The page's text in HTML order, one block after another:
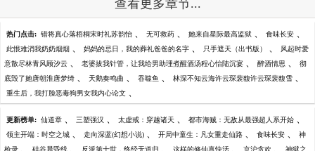
查看更多章节...
热门点击: 错将真心落梧桐宋时礼苏韵怡 、 无可救药 、 她来自星际最高监狱 、 食味长安 、
此恨难消我奶奶烟烟 、 妈妈的忌日，我的葬礼爸爸的名字 、 只手遮天（出书版） 、 风起时爱
意散尽林青风顾汐云 、 老婆拔我针管，让我给男助理煮醒酒汤程心怡陆沉宴 、 醉酒情思 、 彻
底毁了她唐朝淮唐梦绮 、 天鹅奏鸣曲 、 吞噬鱼 、 林深不知云海许云琛裴馥许云琛裴馥雪 、
重生后，我打脸恶毒狗男女我内心论文 、
更新榜单: 仙道章 、 三塑强汉 、 太虚戒：穿越诸天 、 都市海贼：无敌从最强超人系开始 、
领主开端：时空之城 、 走向深蓝(幻想小说) 、 开局中童生：凡女重走仙路 、 食味长安 、 神
枪录 硅谷晨昏线 反派第十世，终经无道归 这样的修仙真快活 京沪贪欢 神狱之